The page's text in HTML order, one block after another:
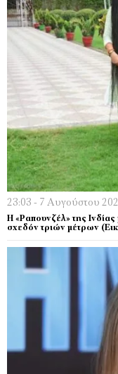
23:03 - 7 Αυγούστου
Η «Ραπουνζέλ» της
σχεδόν τριών μέτρων